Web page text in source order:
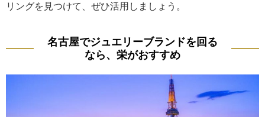
リングを見つけて、ぜひ活用しましょう。
名古屋でジュエリーブランドを回る
なら、栄がおすすめ